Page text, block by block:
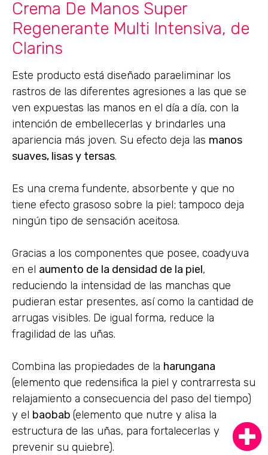
Crema De Manos Super
Regenerante Multi Intensiva, de
Clarins
Este producto está diseñado paraeliminar los
rastros de las diferentes agresiones a las que se
ven expuestas las manos en el día a día, con la
intención de embellecerlas y brindarles una
apariencia más joven. Su efecto deja las manos
suaves, lisas y tersas.
Es una crema fundente, absorbente y que no
tiene efecto grasoso sobre la piel; tampoco deja
ningún tipo de sensación aceitosa.
Gracias a los componentes que posee, coadyuva
en el aumento de la densidad de la piel,
reduciendo la intensidad de las manchas que
pudieran estar presentes, así como la cantidad de
arrugas visibles. De igual forma, reduce la
fragilidad de las uñas.
Combina las propiedades de la harungana
(elemento que redensifica la piel y contrarresta su
relajamiento a consecuencia del paso del tiempo)
y el baobab (elemento que nutre y alisa la
estructura de las uñas, para fortalecerlas y
prevenir su quiebre).